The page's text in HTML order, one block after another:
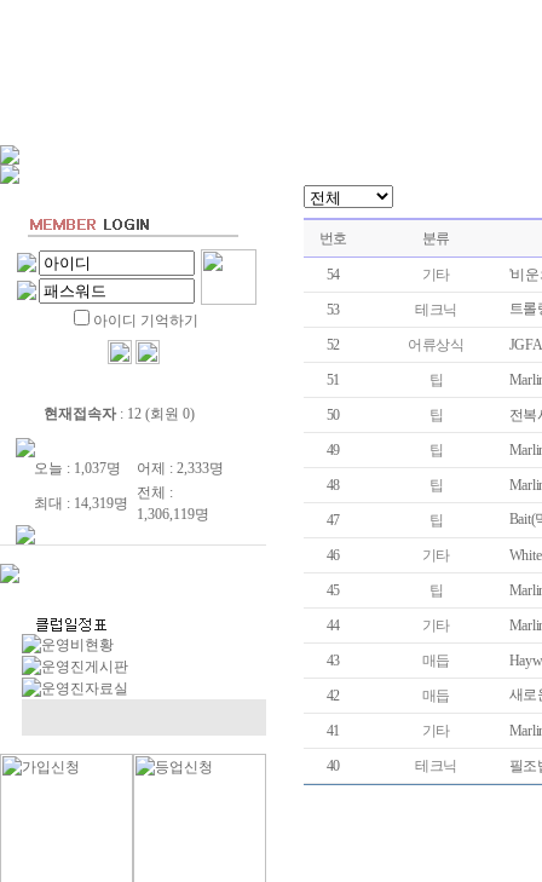
아이디 기억하기
현재접속자: 12 (회원 0)
오늘 : 1,037명 어제 : 2,333명
최대 : 14,319명
전체 :
1,306,119명
번호 분류
54 기타 '비
53 테크닉 트롤
52 어류상식
51 팁
50 팁 전복
49 팁
48 팁
47 팁 Bait(
46 기타
45 팁
44 기타
43 매듭
42 매듭 새로
41 기타
40 테크닉 필조